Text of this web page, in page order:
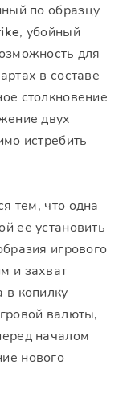
по образцу
, убойный
для
в составе
столкновение
двух
истребить
тем, что одна
ее установить
игрового
и захват
в копилку
валюты,
началом
нового